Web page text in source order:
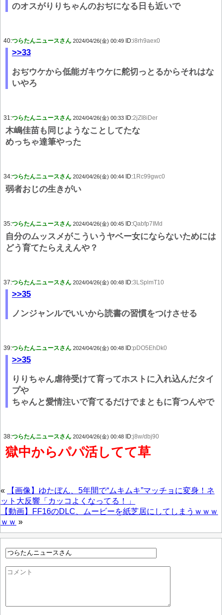
のオスがりりちゃんのおぢになる日も近いで
40:つらたんニュースさん 2024/04/26(金) 00:49 ID:i8rh9aex0
>>33
おぢウケから低能ガキウケに舵切っとるからそれはな
いやろ
31:つらたんニュースさん 2024/04/26(金) 00:33 ID:2jZI8iDer
木嶋佳苗も同じようなことしてたな
めっちゃ達筆やった
34:つらたんニュースさん 2024/04/26(金) 00:44 ID:1Rc99gwc0
弱者おじの生きがい
35:つらたんニュースさん 2024/04/26(金) 00:45 ID:Qabfp7IMd
自分のムッスメがこういうヤベー女にならないためには
どう育てたらええんや？
37:つらたんニュースさん 2024/04/26(金) 00:48 ID:3LSplmT10
>>35
ノンジャンルでいいから読書の習慣をつけさせる
39:つらたんニュースさん 2024/04/26(金) 00:48 ID:pDO5EhDk0
>>35
りりちゃん虐待受けて育ってホストに入れ込んだタイ
プや
ちゃんと愛情注いで育てるだけでまともに育つんやで
38:つらたんニュースさん 2024/04/26(金) 00:48 ID:j8w/dbj90
獄中からパパ活してて草
«
【画像】ゆたぼん、5年間で“ムキムキ”マッチョに変身！ネ
ット大反響「カッコよくなってる！」
【動画】FF16のDLC、ムービーを紙芝居にしてしまうｗｗｗ
ｗｗ »